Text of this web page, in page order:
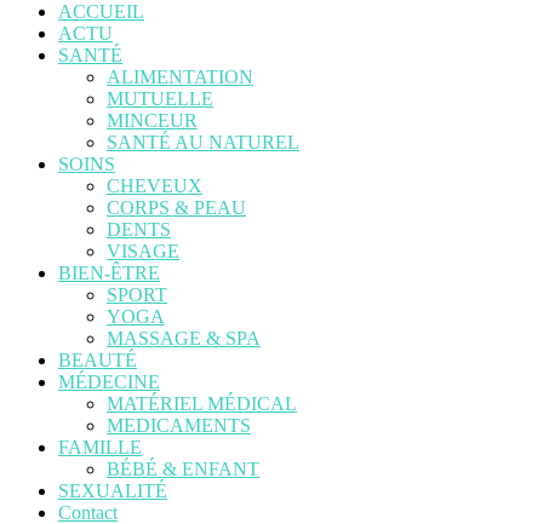
ACCUEIL
ACTU
SANTÉ
ALIMENTATION
MUTUELLE
MINCEUR
SANTÉ AU NATUREL
SOINS
CHEVEUX
CORPS & PEAU
DENTS
VISAGE
BIEN-ÊTRE
SPORT
YOGA
MASSAGE & SPA
BEAUTÉ
MÉDECINE
MATÉRIEL MÉDICAL
MEDICAMENTS
FAMILLE
BÉBÉ & ENFANT
SEXUALITÉ
Contact